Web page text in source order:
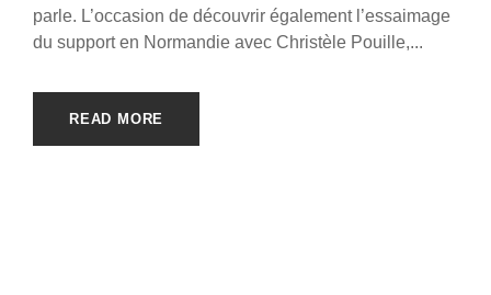
parle. L’occasion de découvrir également l’essaimage
du support en Normandie avec Christèle Pouille,...
READ MORE